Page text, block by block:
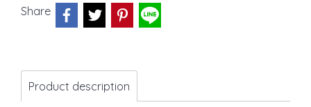
Share
Product description